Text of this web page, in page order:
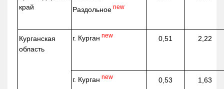
край
Раздольное new
Курганская
область
г. Курган new 0,51 2,22
г. Курган new 0,53 1,63